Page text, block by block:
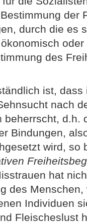
der
durch die es
des
ist, dass
nach
beherrscht, d.h.
Bindungen,
wird, so
hat
des
Individuen
Fleischeslust